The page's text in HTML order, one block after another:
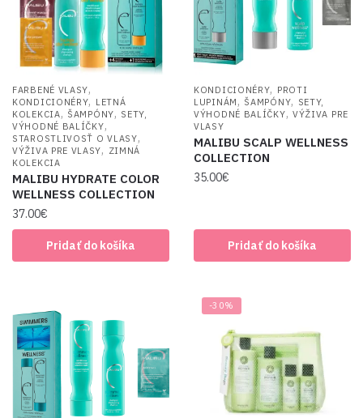
FARBENÉ VLASY,
KONDICIONÉRY, LETNÁ
KOLEKCIA, ŠAMPÓNY, SETY,
VÝHODNÉ BALÍČKY,
STAROSTLIVOSŤ O VLASY,
VÝŽIVA PRE VLASY, ZIMNÁ
KOLEKCIA
MALIBU HYDRATE COLOR
WELLNESS COLLECTION
37.00€
Pridať do košíka
KONDICIONÉRY, PROTI
LUPINÁM , ŠAMPÓNY, SETY,
VÝHODNÉ BALÍČKY, VÝŽIVA PRE
VLASY
MALIBU SCALP WELLNESS
COLLECTION
35.00€
Pridať do košíka
-30%